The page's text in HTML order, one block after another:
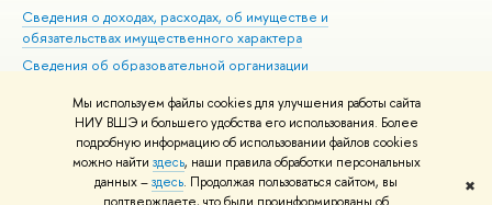
Мы используем файлы cookies для улучшения работы сайта
НИУ ВШЭ и большего удобства его использования. Более
подробную информацию об использовании файлов cookies
можно найти здесь, наши правила обработки персональных
данных –здесь. Продолжая пользоваться сайтом, вы
✖
Сведения о доходах, расходах, об имуществе и
обязательствах имущественного характера
Сведения об образовательной организации
Людям с ограниченными возможностями здоровья
Единая платежная страница
Работа в Вышке